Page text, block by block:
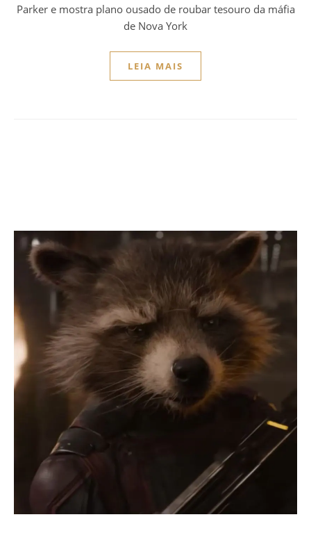
Parker e mostra plano ousado de roubar tesouro da máfia
de Nova York
LEIA MAIS